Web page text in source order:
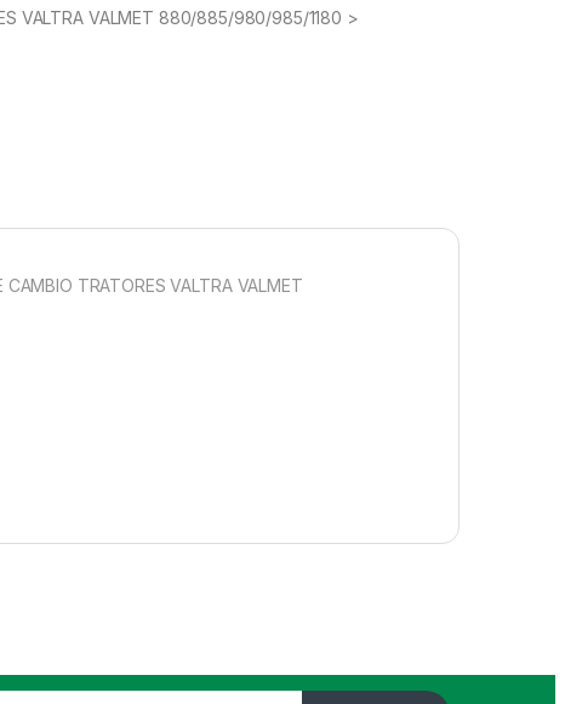
VALTRA VALMET 880/885/980/985/1180 >
TRATORES VALTRA VALMET